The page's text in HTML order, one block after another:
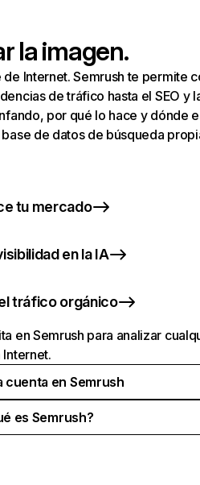
la imagen.
Internet. Semrush te permite
de tráfico hasta el SEO y
por qué lo hace y dónde
de datos de búsqueda
tu mercado
en la IA
tráfico orgánico
en Semrush para analizar
cuenta en Semrush
es Semrush?